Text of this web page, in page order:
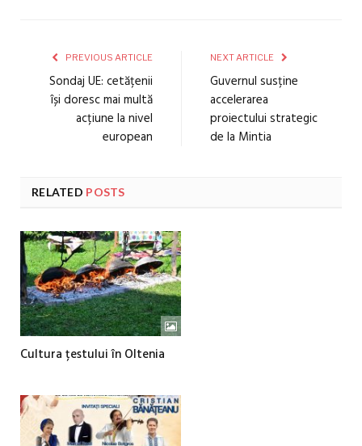
PREVIOUS ARTICLE
Sondaj UE: cetățenii
își doresc mai multă
acțiune la nivel
european
NEXT ARTICLE
Guvernul susține
accelerarea
proiectului strategic
de la Mintia
RELATED POSTS
Cultura țestului în Oltenia